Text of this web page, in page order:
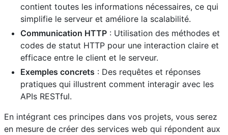
contient toutes les informations nécessaires, ce qui
simplifie le serveur et améliore la scalabilité.
Communication HTTP : Utilisation des méthodes et
codes de statut HTTP pour une interaction claire et
efficace entre le client et le serveur.
Exemples concrets : Des requêtes et réponses
pratiques qui illustrent comment interagir avec les
APIs RESTful.
En intégrant ces principes dans vos projets, vous serez
en mesure de créer des services web qui répondent aux